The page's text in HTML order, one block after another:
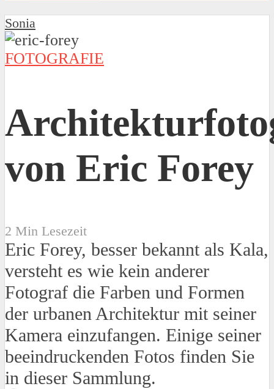
Sonia
FOTOGRAFIE
von Eric Forey
2 Min Lesezeit
Eric Forey, besser bekannt als Kala,
versteht es wie kein anderer
Fotograf die Farben und Formen
der urbanen Architektur mit seiner
Kamera einzufangen. Einige seiner
beeindruckenden Fotos finden Sie
in dieser Sammlung.